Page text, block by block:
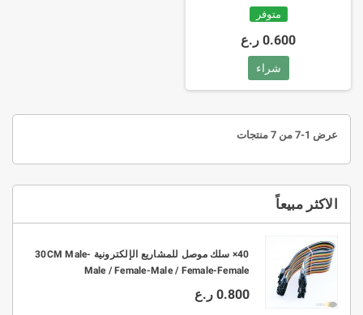
الاكثر مبيعاً
40× سلك موصل للمشاريع الإلكترونية 30CM Male-
Male / Female-Male / Female-Female
0.800 ر.ع
متوفر
0.600 ر.ع
شراء
عرض 1-7 من 7 منتجات